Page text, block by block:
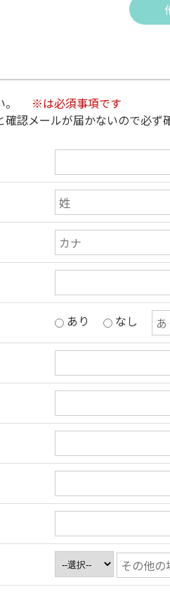
。
※は必須事項です
認メールが届かないので必ず
あり なし